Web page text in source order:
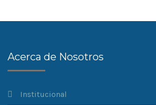
Acerca de Nosotros
Institucional